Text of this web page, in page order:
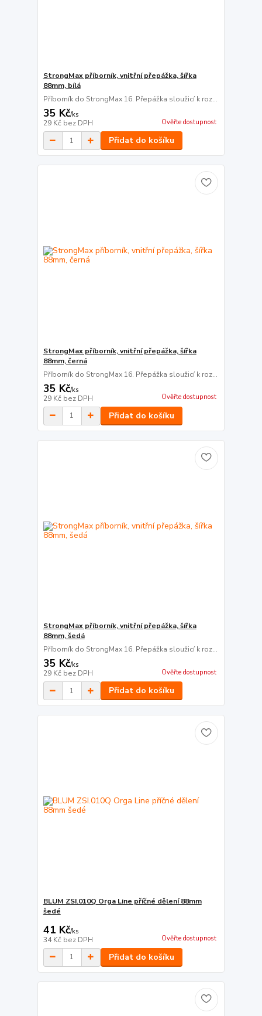
StrongMax příborník, vnitřní přepážka, šířka
88mm, bílá
Příborník do StrongMax 16. Přepážka sloužicí k roz...
35 Kč/ks
29 Kč bez DPH Ověřte dostupnost
Přidat do košíku
StrongMax příborník, vnitřní přepážka, šířka
88mm, černá
Příborník do StrongMax 16. Přepážka sloužicí k roz...
35 Kč/ks
29 Kč bez DPH Ověřte dostupnost
Přidat do košíku
StrongMax příborník, vnitřní přepážka, šířka
88mm, šedá
Příborník do StrongMax 16. Přepážka sloužicí k roz...
35 Kč/ks
29 Kč bez DPH Ověřte dostupnost
Přidat do košíku
BLUM ZSI.010Q Orga Line příčné dělení 88mm
šedé
41 Kč/ks
34 Kč bez DPH Ověřte dostupnost
Přidat do košíku